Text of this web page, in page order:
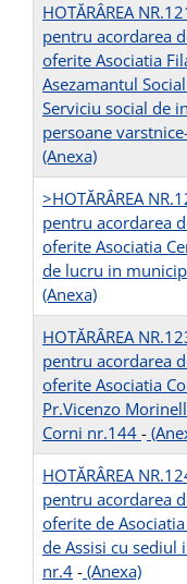
HOTĂRÂREA
pentru acordarea
oferite Asociatia
Asezamantul
Serviciu social de
persoane
(Anexa)
>HOTĂRÂREA
pentru acordarea
oferite Asociatia
de lucru in
(Anexa)
HOTĂRÂREA
pentru acordarea
oferite Asociatia
Pr.Vicenzo
Corni nr.144 -
HOTĂRÂREA
pentru acordarea
oferite de
de Assisi cu
nr.4 - (Anexa)